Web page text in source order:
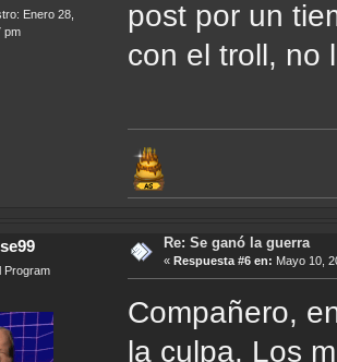
Enero 28,
pm
post por un
con el troll, no
Program
Re: Se ganó la guerra
« Respuesta #6 en: Mayo 10,
Compañero,
la culpa. Los